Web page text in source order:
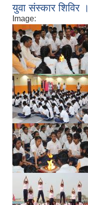
युवा संस्कार शिविर ।
Image: